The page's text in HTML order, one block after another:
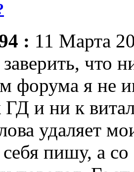
: 11 Марта
что
форума я не
ГД и ни к
удаляет
себя пишу, а